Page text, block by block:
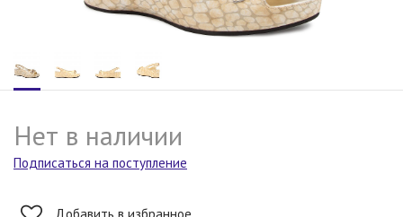
Нет в наличии
Подписаться на поступление